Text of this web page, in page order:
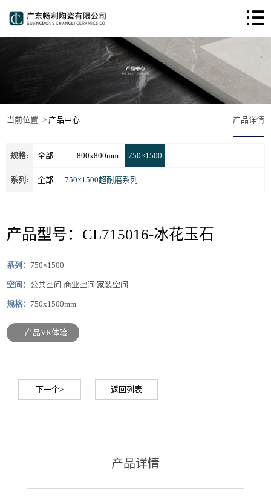
当前位置: > 产品中心 产品详情
规格: 全部 800x800mm 750×1500
系列: 全部 750×1500超耐磨系列
产品型号：CL715016-冰花玉石
系列：750×1500
空间： 公共空间 商业空间 家装空间
规格：750x1500mm
产品VR体验
下一个> 返回列表
产品详情